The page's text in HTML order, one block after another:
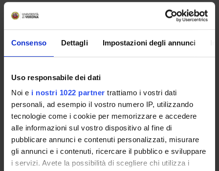
Consenso Dettagli Impostazioni degli annunci
Uso responsabile dei dati
Noi e i nostri 1022 partner trattiamo i vostri dati
personali, ad esempio il vostro numero IP, utilizzando
tecnologie come i cookie per memorizzare e accedere
alle informazioni sul vostro dispositivo al fine di
pubblicare annunci e contenuti personalizzati, misurare
gli annunci e i contenuti, ricercare il pubblico e sviluppare
i servizi. Avete la possibilità di scegliere chi utilizza i
Ludwig Börne), in «Romanticismi», http://romanticismi-
rivistadelcrier.dlls.univr.it/index.php/crier.
PARTECIPANTI AL PROGETTO
AREE DI RICERCA COINVOLTE DAL PROGETTO
Letterature tedesca e austriaca
German literature: Literary history and criticism